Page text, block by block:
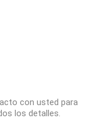
con usted para
los detalles.